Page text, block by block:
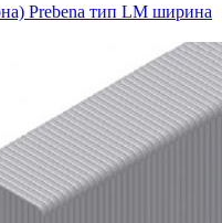
Prebena тип LM ширина